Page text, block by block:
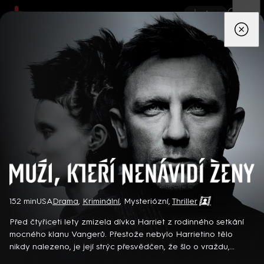
App
Děti Zprávy Živě
Muži, kteří nenávidí ženy
152 minUSADrama, Kriminální, Mysteriózní, Thriller
Před čtyřiceti lety zmizela dívka Harriet z rodinného setkání
mocného klanu Vangerů. Přestože nebylo Harrietino tělo
nikdy nalezeno, je její strýc přesvědčen, že šlo o vraždu,
prima+
Detektiv Karl Alberg přijíždí do přímořského městečka Gibsons,
aby zde převzal vedení místní policie a začal nový život po
bolestivém rozvodu. Společně se svým týmem odhaluje temná
tajemství, která narušují poklidnou atmosféru komunity a
8 epizod